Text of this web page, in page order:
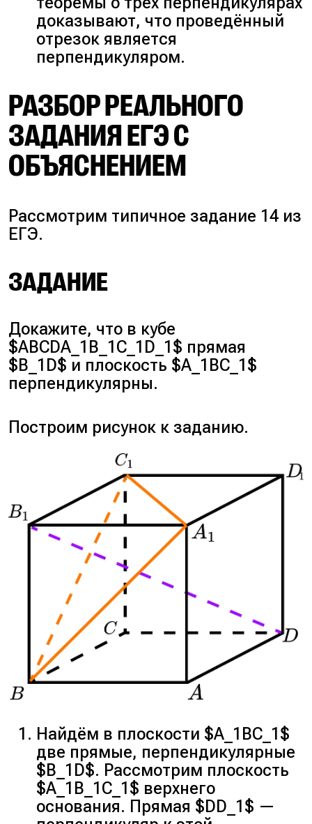
доказывают, что проведённый
отрезок является
перпендикуляром.
РАЗБОР РЕАЛЬНОГО
ЗАДАНИЯ ЕГЭ С
ОБЪЯСНЕНИЕМ
Рассмотрим типичное задание 14 из
ЕГЭ.
ЗАДАНИЕ
Докажите, что в кубе
$ABCDA_1B_1C_1D_1$ прямая
$B_1D$ и плоскость $A_1BC_1$
перпендикулярны.
Построим рисунок к заданию.
Найдём в плоскости $A_1BC_1$
две прямые, перпендикулярные
$B_1D$. Рассмотрим плоскость
$A_1B_1C_1$ верхнего
основания. Прямая $DD_1$ —